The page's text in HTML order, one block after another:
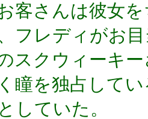
客さんは彼女
フレディがお
スクウィーキ
瞳を独占して
していた。